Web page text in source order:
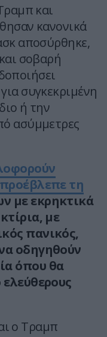
και
κανονικά
αποσύρθηκε,
σοβαρή
συγκεκριμένη
ή την
ασύμμετρες
τη
με εκρηκτικά
με
πανικός,
οδηγηθούν
όπου θα
ο Τραμπ